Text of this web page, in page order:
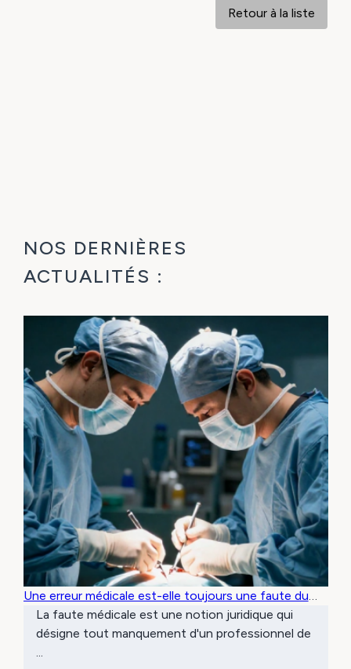
Retour à la liste
NOS DERNIÈRES
ACTUALITÉS :
Une erreur médicale est-elle toujours une faute du
médecin ?
La faute médicale est une notion juridique qui
désigne tout manquement d'un professionnel de
...